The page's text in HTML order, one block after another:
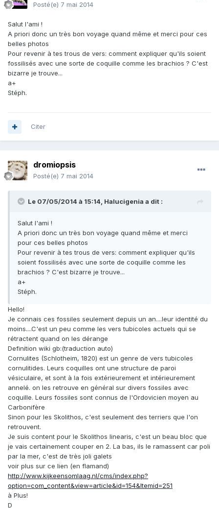
Posté(e) 7 mai 2014
Salut l'ami !
A priori donc un très bon voyage quand même et merci pour ces
belles photos
Pour revenir à tes trous de vers: comment expliquer qu'ils soient
fossilisés avec une sorte de coquille comme les brachios ? C'est
bizarre je trouve...
a+
Stéph.
Citer
dromiopsis
Posté(e) 7 mai 2014
Le 07/05/2014 à 15:14, Halucigenia a dit :
Salut l'ami !
A priori donc un très bon voyage quand même et merci
pour ces belles photos
Pour revenir à tes trous de vers: comment expliquer qu'ils
soient fossilisés avec une sorte de coquille comme les
brachios ? C'est bizarre je trouve...
a+
Stéph.
Hello!
Je connais ces fossiles seulement depuis un an....leur identité du
moins....C'est un peu comme les vers tubicoles actuels qui se
rétractent quand on les dérange
Definition wiki gb:(traduction auto)
Cornulites (Schlotheim, 1820) est un genre de vers tubicoles
cornulitides. Leurs coquilles ont une structure de paroi
vésiculaire, et sont à la fois extérieurement et intérieurement
annelé. on les retrouve en général sur divers fossiles avec
coquille. Leurs fossiles sont connus de l'Ordovicien moyen au
Carbonifère
Sinon pour les Skolithos, c'est seulement des terriers que l'on
retrouvent.
Je suis content pour le Skolithos linearis, c'est un beau bloc que
je vais certainement couper en 2. La bas, ils le ramassent car poli
par la mer, c'est de très joli galets
voir plus sur ce lien (en flamand)
http://www.kijkeensomlaag.nl/cms/index.php?
option=com_content&view=article&id=154&Itemid=251
à Plus!
D